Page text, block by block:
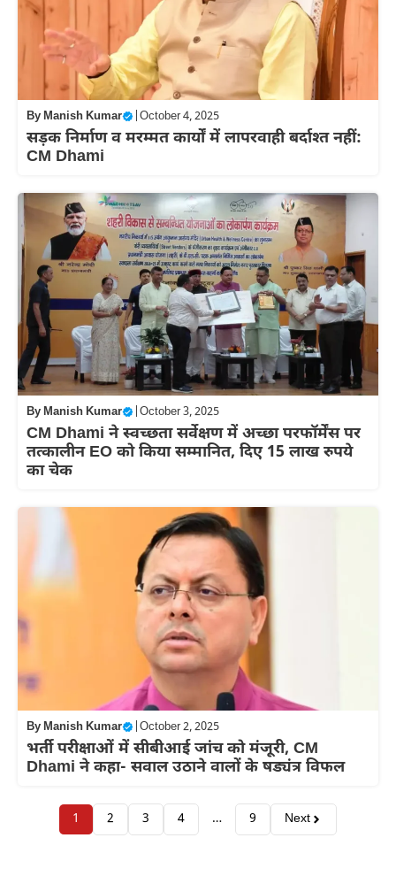
ByManish Kumar October 4, 2025
सड़क निर्माण व मरम्मत कार्यों में लापरवाही बर्दाश्त नहीं:
CM Dhami
ByManish Kumar October 3, 2025
CM Dhami ने स्वच्छता सर्वेक्षण में अच्छा परफॉर्मेंस पर
तत्कालीन EO को किया सम्मानित, दिए 15 लाख रुपये
का चेक
ByManish Kumar October 2, 2025
भर्ती परीक्षाओं में सीबीआई जांच को मंजूरी, CM
Dhami ने कहा- सवाल उठाने वालों के षड्यंत्र विफल
1 2 3 4 … 9 Next